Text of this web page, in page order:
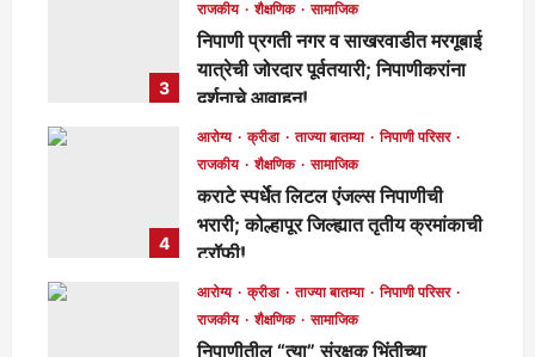
3
राजकीय शैक्षणिक सामाजिक
निपाणी प्रगती नगर व साखरवाडीत मरगूबाई
यात्रेची जोरदार पूर्वतयारी; निपाणीकरांना
दर्शनाचे आवाहन!
मुख्य संपादक 2 days ago 107
4
आरोग्य क्रीडा ताज्या बातम्या
निपाणी परिसर
राजकीय
शैक्षणिक सामाजिक
कराटे स्पर्धेत लिटल एंजल्स निपाणीची
भरारी; कोल्हापूर जिल्ह्यात तृतीय क्रमांकाची
ट्रॉफी!
मुख्य संपादक 2 days ago 113
आरोग्य क्रीडा ताज्या बातम्या
निपाणी परिसर
राजकीय
शैक्षणिक सामाजिक
निपाणीतील “त्या” संरक्षक भिंतीच्या